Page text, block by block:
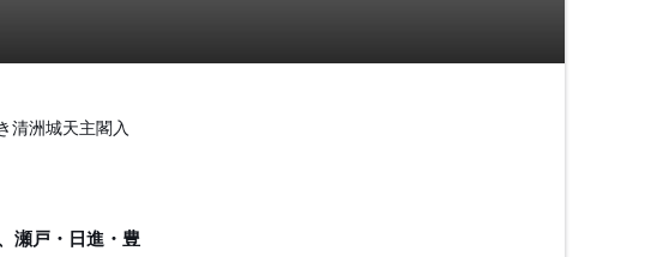
清洲城天主閣入
瀬戸・日進・豊